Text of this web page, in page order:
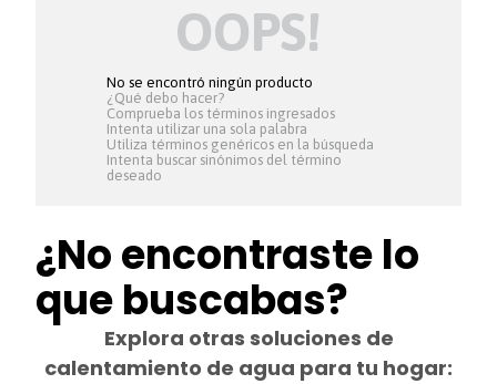
OOPS!
No se encontró ningún producto
¿Qué debo hacer?
Comprueba los términos ingresados
Intenta utilizar una sola palabra
Utiliza términos genéricos en la búsqueda
Intenta buscar sinónimos del término
deseado
¿No encontraste lo
que buscabas?
Explora otras soluciones de
calentamiento de agua para tu hogar: